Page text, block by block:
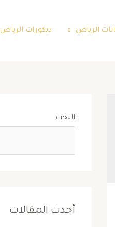
الرياض ديكورات الرياض
البحث
أحدث المقالات